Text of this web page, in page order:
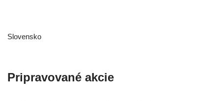
Slovensko
Pripravované akcie